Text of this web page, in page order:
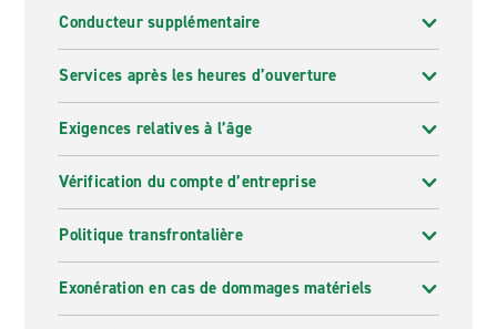
Conducteur supplémentaire
Services après les heures d’ouverture
Exigences relatives à l’âge
Vérification du compte d’entreprise
Politique transfrontalière
Exonération en cas de dommages matériels